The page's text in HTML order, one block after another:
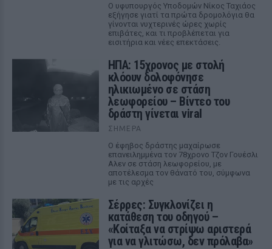
Ο υφυπουργός Υποδομών Νίκος Ταχιάος
εξήγησε γιατί τα πρώτα δρομολόγια θα
γίνονται νυχτερινές ώρες χωρίς
επιβάτες, και τι προβλέπεται για
εισιτήρια και νέες επεκτάσεις.
ΗΠΑ: 15χρονος με στολή
κλόουν δολοφόνησε
ηλικιωμένο σε στάση
λεωφορείου – Βίντεο του
δράστη γίνεται viral
ΣΉΜΕΡΑ
Ο έφηβος δράστης μαχαίρωσε
επανειλημμένα τον 78χρονο Τζον Γουέσλι
Αλεν σε στάση λεωφορείου, με
αποτέλεσμα τον θάνατό του, σύμφωνα
με τις αρχές
Σέρρες: Συγκλονίζει η
κατάθεση του οδηγού –
«Κοίταξα να στρίψω αριστερά
για να γλιτώσω, δεν πρόλαβα»